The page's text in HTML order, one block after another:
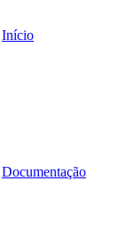
Início
Documentação